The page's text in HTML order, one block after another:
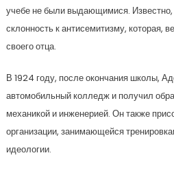
учебе не были выдающимися. Известно,
склонность к антисемитизму, которая,
своего отца.
В 1924 году, после окончания школы,
автомобильный колледж и получил
механикой и инженерией. Он также
организации, занимающейся
идеологии.